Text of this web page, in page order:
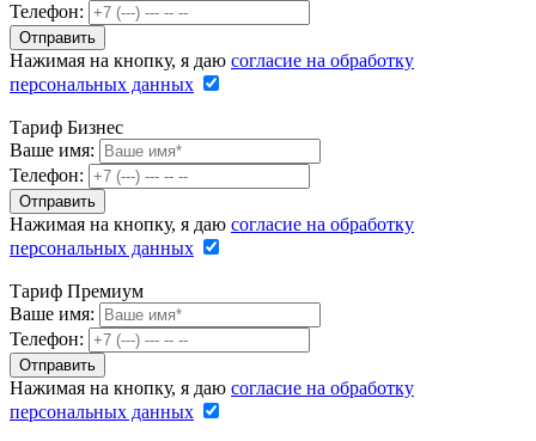
Телефон:
Нажимая на кнопку, я даю согласие на обработку
персональных данных
Тариф Бизнес
Ваше имя:
Телефон:
Нажимая на кнопку, я даю согласие на обработку
персональных данных
Тариф Премиум
Ваше имя:
Телефон:
Нажимая на кнопку, я даю согласие на обработку
персональных данных